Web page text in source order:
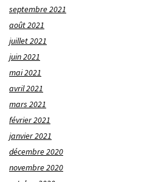
septembre 2021
août 2021
juillet 2021
juin 2021
mai 2021
avril 2021
mars 2021
février 2021
janvier 2021
décembre 2020
novembre 2020